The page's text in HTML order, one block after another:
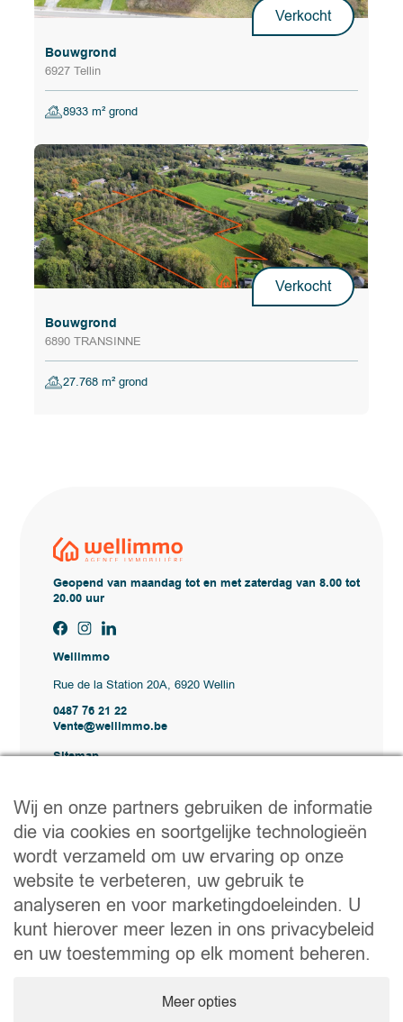
Verkocht
Bouwgrond
6927 Tellin
8933 m² grond
Verkocht
Bouwgrond
6890 TRANSINNE
27.768 m² grond
Geopend van maandag tot en met zaterdag van 8.00 tot
20.00 uur
Wellimmo
Rue de la Station 20A, 6920 Wellin
0487 76 21 22
Vente@wellimmo.be
Sitemap
Verkopen
Bureau
Nuttige links
Praktische tips voor verkopen of verhuren
Een verhuizing voorbereiden
Handige documenten
Notaire.be
BTW-nummer: BE 0464.629.802 • IPI: 510350
Wij en onze partners gebruiken de informatie
die via cookies en soortgelijke technologieën
wordt verzameld om uw ervaring op onze
website te verbeteren, uw gebruik te
analyseren en voor marketingdoeleinden. U
kunt hierover meer lezen in ons privacybeleid
en uw toestemming op elk moment beheren.
Meer opties